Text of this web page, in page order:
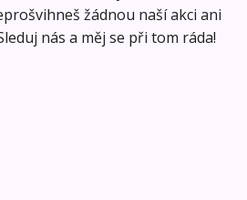
žádnou naší akci ani
nás a měj se při tom ráda!